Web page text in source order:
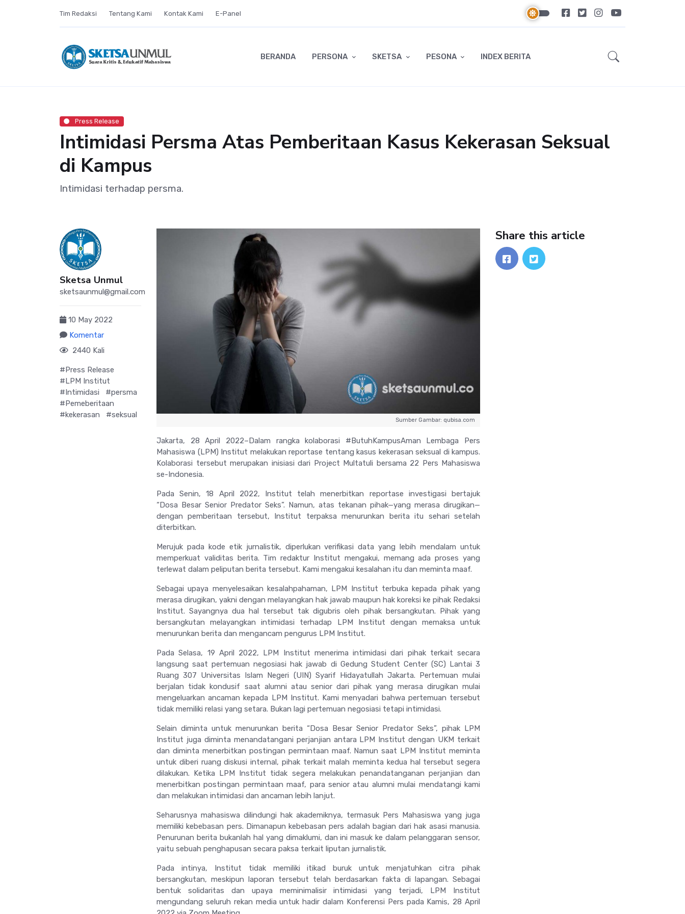
Tim Redaksi Tentang Kami Kontak Kami E-Panel
BERANDA PERSONA SKETSA PESONA INDEX BERITA
Press Release
Intimidasi Persma Atas Pemberitaan Kasus Kekerasan Seksual
di Kampus
Intimidasi terhadap persma.
Sketsa Unmul
sketsaunmul@gmail.com
10 May 2022
Komentar
2440 Kali
#Press Release
#LPM Institut
#Intimidasi
#persma
#Pemeberitaan
#kekerasan
#seksual
Sumber Gambar: qubisa.com
Jakarta, 28 April 2022–Dalam rangka kolaborasi #ButuhKampusAman Lembaga Pers
Mahasiswa (LPM) Institut melakukan reportase tentang kasus kekerasan seksual di kampus.
Kolaborasi tersebut merupakan inisiasi dari Project Multatuli bersama 22 Pers Mahasiswa
se-Indonesia.
Pada Senin, 18 April 2022, Institut telah menerbitkan reportase investigasi bertajuk
“Dosa Besar Senior Predator Seks”. Namun, atas tekanan pihak—yang merasa dirugikan—
dengan pemberitaan tersebut, Institut terpaksa menurunkan berita itu sehari setelah
diterbitkan.
Merujuk pada kode etik jurnalistik, diperlukan verifikasi data yang lebih mendalam untuk
memperkuat validitas berita. Tim redaktur Institut mengakui, memang ada proses yang
terlewat dalam peliputan berita tersebut. Kami mengakui kesalahan itu dan meminta maaf.
Sebagai upaya menyelesaikan kesalahpahaman, LPM Institut terbuka kepada pihak yang
merasa dirugikan, yakni dengan melayangkan hak jawab maupun hak koreksi ke pihak Redaksi
Institut. Sayangnya dua hal tersebut tak digubris oleh pihak bersangkutan. Pihak yang
bersangkutan melayangkan intimidasi terhadap LPM Institut dengan memaksa untuk
menurunkan berita dan mengancam pengurus LPM Institut.
Pada Selasa, 19 April 2022, LPM Institut menerima intimidasi dari pihak terkait secara
langsung saat pertemuan negosiasi hak jawab di Gedung Student Center (SC) Lantai 3
Ruang 307 Universitas Islam Negeri (UIN) Syarif Hidayatullah Jakarta. Pertemuan mulai
berjalan tidak kondusif saat alumni atau senior dari pihak yang merasa dirugikan mulai
mengeluarkan ancaman kepada LPM Institut. Kami menyadari bahwa pertemuan tersebut
tidak memiliki relasi yang setara. Bukan lagi pertemuan negosiasi tetapi intimidasi.
Selain diminta untuk menurunkan berita “Dosa Besar Senior Predator Seks”, pihak LPM
Institut juga diminta menandatangani perjanjian antara LPM Institut dengan UKM terkait
dan diminta menerbitkan postingan permintaan maaf. Namun saat LPM Institut meminta
untuk diberi ruang diskusi internal, pihak terkait malah meminta kedua hal tersebut segera
dilakukan. Ketika LPM Institut tidak segera melakukan penandatanganan perjanjian dan
menerbitkan postingan permintaan maaf, para senior atau alumni mulai mendatangi kami
dan melakukan intimidasi dan ancaman lebih lanjut.
Seharusnya mahasiswa dilindungi hak akademiknya, termasuk Pers Mahasiswa yang juga
memiliki kebebasan pers. Dimanapun kebebasan pers adalah bagian dari hak asasi manusia.
Penurunan berita bukanlah hal yang dimaklumi, dan ini masuk ke dalam pelanggaran sensor,
yaitu sebuah penghapusan secara paksa terkait liputan jurnalistik.
Pada intinya, Institut tidak memiliki itikad buruk untuk menjatuhkan citra pihak
bersangkutan, meskipun laporan tersebut telah berdasarkan fakta di lapangan. Sebagai
bentuk solidaritas dan upaya meminimalisir intimidasi yang terjadi, LPM Institut
mengundang seluruh rekan media untuk hadir dalam Konferensi Pers pada Kamis, 28 April
Share this article